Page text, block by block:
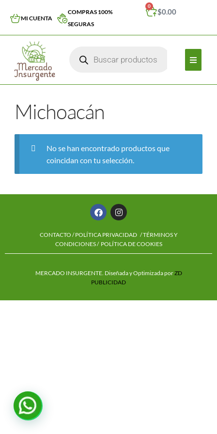
MI CUENTA
COMPRAS 100%
SEGURAS
$0.00
0
Michoacán
No se han encontrado productos que
coincidan con tu selección.
CONTACTO /POLÍTICA PRIVACIDAD / TÉRMINOS Y
CONDICIONES / POLÍTICA DE COOKIES
MERCADO INSURGENTE. Diseñada y Optimizada porZD
PUBLICIDAD